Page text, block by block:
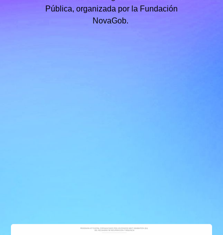
Pública, organizada por la Fundación
NovaGob.